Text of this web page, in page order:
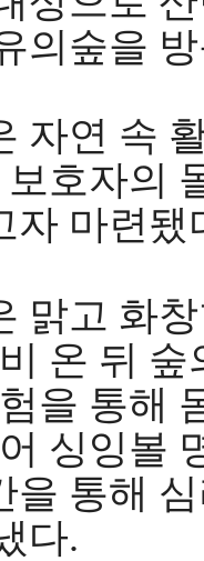
의숲을
자연 속
보호자의
자 마련됐
맑고 화
온 뒤
을 통해
싱잉볼
을 통해
다.